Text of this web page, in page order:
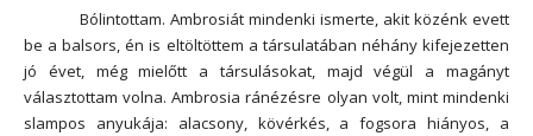
Bólintottam. Ambrosiát mindenki ismerte, akit közénk evett
be a balsors, én is eltöltöttem a társulatában néhány kifejezetten
jó évet, még mielőtt a társulásokat, majd végül a magányt
választottam volna. Ambrosia ránézésre olyan volt, mint mindenki
slampos anyukája: alacsony, kövérkés, a fogsora hiányos, a